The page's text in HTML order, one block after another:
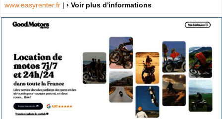
www.easyrenter.fr | › Voir plus d'informations